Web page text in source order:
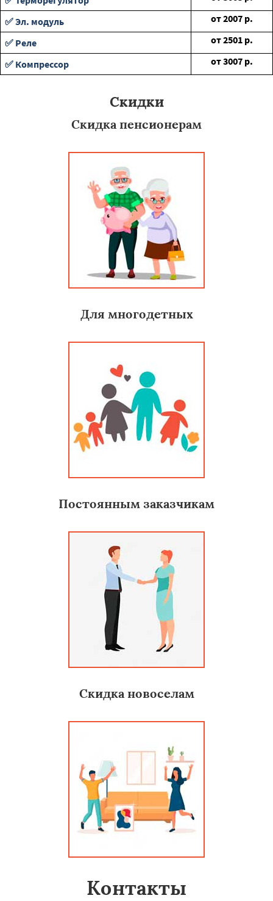
✅ Эл. модуль
от2007 р.
✅ Реле
от2501 р.
✅ Компрессор
от3007 р.
Скидки
Скидка пенсионерам
Для многодетных
Постоянным заказчикам
Скидка новоселам
Контакты